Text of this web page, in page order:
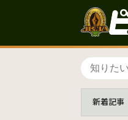
新着記事